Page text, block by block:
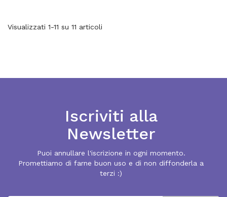
Visualizzati 1-11 su 11 articoli
Iscriviti alla
Newsletter
Puoi annullare l'iscrizione in ogni momento.
Promettiamo di farne buon uso e di non diffonderla a
terzi :)